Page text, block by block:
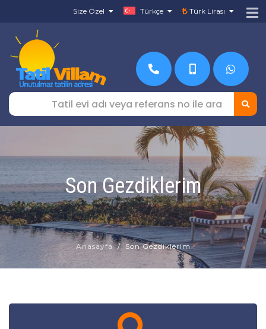
Size Özel Türkçe Türk Lirası
Son Gezdiklerim
Anasayfa Son Gezdiklerim